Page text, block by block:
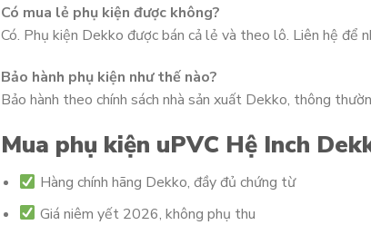
Có mua lẻ phụ kiện được không?
Có. Phụ kiện Dekko được bán cả lẻ và theo lô. Liên hệ để
Bảo hành phụ kiện như thế nào?
Bảo hành theo chính sách nhà sản xuất Dekko, thông
Mua phụ kiện uPVC Hệ Inch
Hàng chính hãng Dekko, đầy đủ chứng từ
Giá niêm yết 2026, không phụ thu